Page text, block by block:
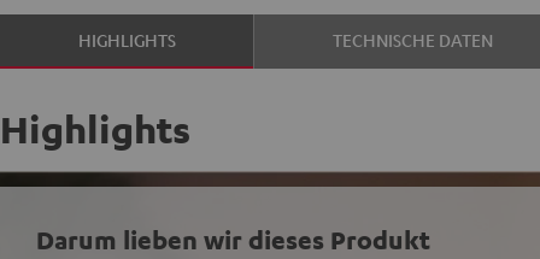
HIGHLIGHTS TECHNISCHE DATEN
Highlights
Darum lieben wir dieses Produkt